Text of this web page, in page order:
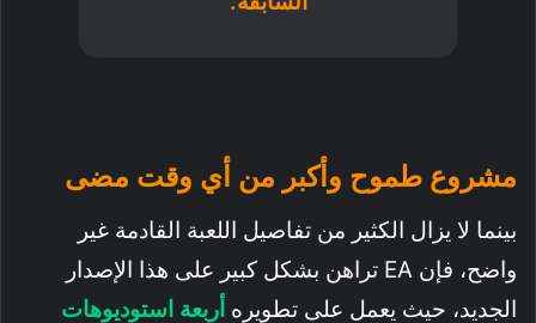
مشروع طموح وأكبر من أي وقت مضى
بينما لا يزال الكثير من تفاصيل اللعبة القادمة غير
واضح، فإن EA تراهن بشكل كبير على هذا الإصدار
الجديد، حيث يعمل على تطويره أربعة استوديوهات